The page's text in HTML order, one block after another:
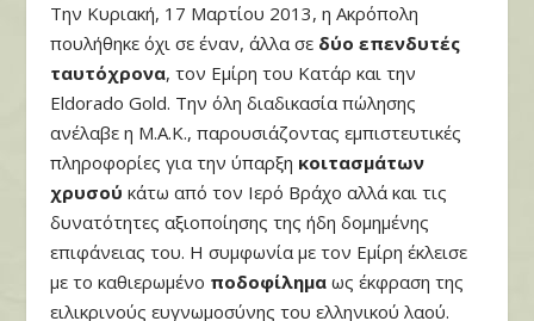
Την Κυριακή, 17 Μαρτίου 2013, η Ακρόπολη
πουλήθηκε όχι σε έναν, άλλα σε δύο επενδυτές
ταυτόχρονα, τον Εμίρη του Κατάρ και την
Eldorado Gold. Την όλη διαδικασία πώλησης
ανέλαβε η Μ.Α.Κ., παρουσιάζοντας εμπιστευτικές
πληροφορίες για την ύπαρξη κοιτασμάτων
χρυσού κάτω από τον Ιερό Βράχο αλλά και τις
δυνατότητες αξιοποίησης της ήδη δομημένης
επιφάνειας του. Η συμφωνία με τον Εμίρη έκλεισε
με το καθιερωμένο ποδοφίλημα ως έκφραση της
ειλικρινούς ευγνωμοσύνης του ελληνικού λαού.